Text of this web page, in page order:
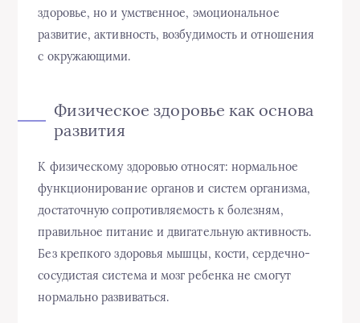
здоровье, но и умственное, эмоциональное
развитие, активность, возбудимость и отношения
с окружающими.
Физическое здоровье как основа
развития
К физическому здоровью относят: нормальное
функционирование органов и систем организма,
достаточную сопротивляемость к болезням,
правильное питание и двигательную активность.
Без крепкого здоровья мышцы, кости, сердечно-
сосудистая система и мозг ребенка не смогут
нормально развиваться.